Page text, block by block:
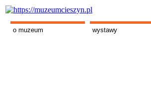
o muzeum wystawy